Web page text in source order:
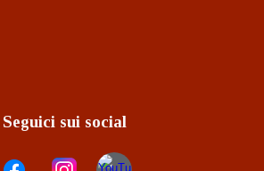
Seguici sui social